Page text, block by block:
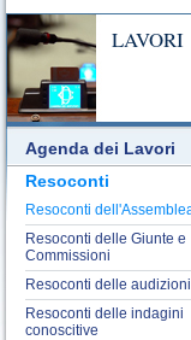
LAVORI
Agenda dei Lavori
Resoconti
Resoconti
Resoconti delle Giunte e
Commissioni
Resoconti delle audizioni
Resoconti delle indagini
conoscitive